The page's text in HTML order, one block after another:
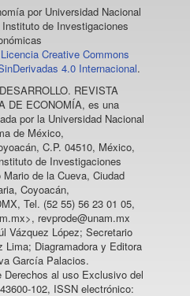
por Universidad Nacional
de Investigaciones
Licencia Creative Commons
4.0 Internacional.
REVISTA
DE ECONOMÍA, es una
por la Universidad Nacional
de México,
C.P. 04510, México,
de Investigaciones
de la Cueva, Ciudad
Coyoacán,
Tel. (52 55) 56 23 01 05,
revprode@unam.mx
Vázquez López; Secretario
Lima; Diagramadora y Editora
García Palacios.
Derechos al uso Exclusivo del
102, ISSN electrónico: